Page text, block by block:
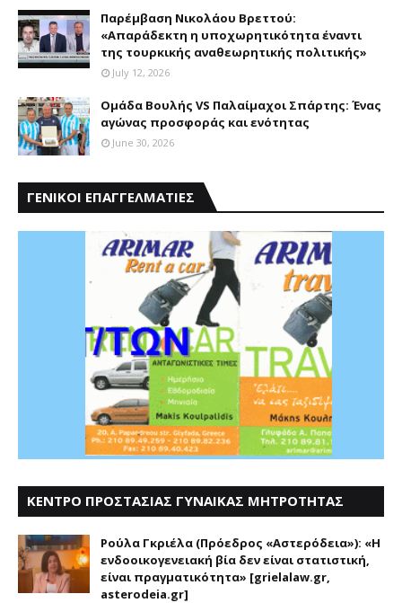
Παρέμβαση Nικολάου Bρεττού:
«Aπαράδεκτη η υποχωρητικότητα έναντι
της τουρκικής αναθεωρητικής πολιτικής»
July 12, 2026
Ομάδα Βουλής VS Παλαίμαχοι Σπάρτης: Ένας
αγώνας προσφοράς και ενότητας
June 30, 2026
ΓΕΝΙΚΟΙ ΕΠΑΓΓΕΛΜΑΤΙΕΣ
ΚΕΝΤΡΟ ΠΡΟΣΤΑΣΙΑΣ ΓΥΝΑΙΚΑΣ ΜΗΤΡΟΤΗΤΑΣ
Ρούλα Γκριέλα (Πρόεδρος «Αστερόδεια»): «Η
ενδοοικογενειακή βία δεν είναι στατιστική,
είναι πραγματικότητα» [grielalaw.gr,
asterodeia.gr]